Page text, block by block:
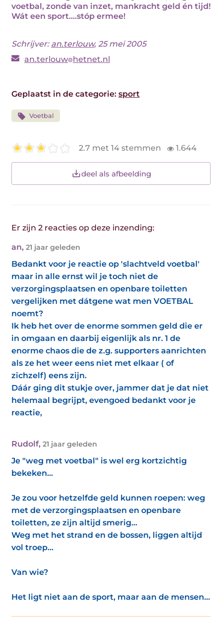
voetbal, zonde van inzet, mankracht geld én tijd!
Wát een sport....stóp ermee!
Schrijver: an.terlouw, 25 mei 2005
an.terlouw hetnet.nl
Geplaatst in de categorie: sport
Voetbal
2.7 met 14 stemmen 1.644
deel als afbeelding
Er zijn 2 reacties op deze inzending:
an, 21 jaar geleden
Bedankt voor je reactie op 'slachtveld voetbal'
maar in alle ernst wil je toch niet de
verzorgingsplaatsen en openbare toiletten
vergelijken met dátgene wat men VOETBAL
noemt?
Ik heb het over de enorme sommen geld die er
in omgaan en daarbij eigenlijk als nr. 1 de
enorme chaos die de z.g. supporters aanrichten
als ze het weer eens niet met elkaar ( of
zichzelf) eens zijn.
Dáár ging dit stukje over, jammer dat je dat niet
helemaal begrijpt, evengoed bedankt voor je
reactie,
Rudolf, 21 jaar geleden
Je "weg met voetbal" is wel erg kortzichtig
bekeken...
Je zou voor hetzelfde geld kunnen roepen: weg
met de verzorgingsplaatsen en openbare
toiletten, ze zijn altijd smerig...
Weg met het strand en de bossen, liggen altijd
vol troep...
Van wie?
Het ligt niet aan de sport, maar aan de mensen...